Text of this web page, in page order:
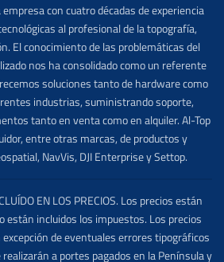
con cuatro décadas de experiencia
al profesional de la topografía,
El conocimiento de las problemáticas del
nos ha consolidado como un referente
soluciones tanto de hardware como
industrias, suministrando soporte,
tanto en venta como en alquiler. Al-Top
entre otras marcas, de productos y
NavVis, DJI Enterprise y Settop.
EN LOS PRECIOS. Los precios están
están incluidos los impuestos. Los precios
de eventuales errores tipográficos
a portes pagados en la Península y